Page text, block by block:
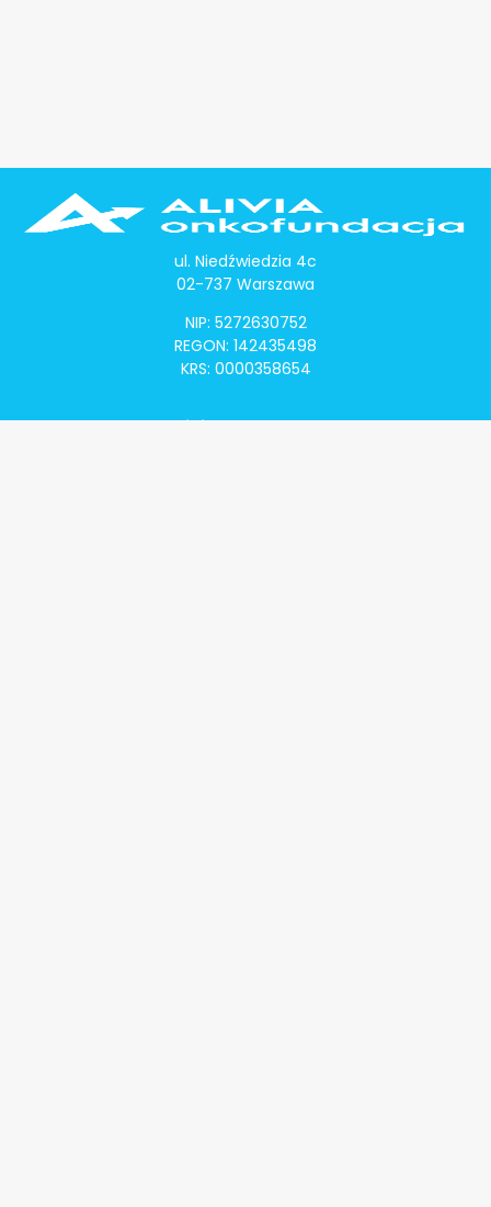
ul. Niedźwiedzia 4c
02-737 Warszawa
NIP: 5272630752
REGON: 142435498
KRS: 0000358654
Alivia Onkomapa